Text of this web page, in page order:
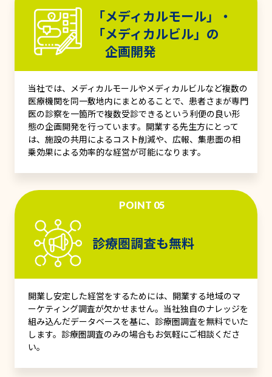
「メディカルモール」・
「メディカルビル」の
企画開発
当社では、メディカルモールやメディカルビルなど複数の
医療機関を同一敷地内にまとめることで、患者さまが専門
医の診察を一箇所で複数受診できるという利便の良い形
態の企画開発を行っています。開業する先生方にとって
は、施設の共用によるコスト削減や、広報、集患面の相
乗効果による効率的な経営が可能になります。
POINT 05
診療圏調査も無料
開業し安定した経営をするためには、開業する地域のマ
ーケティング調査が欠かせません。当社独自のナレッジを
組み込んだデータベースを基に、診療圏調査を無料でいた
します。診療圏調査のみの場合もお気軽にご相談くださ
い。